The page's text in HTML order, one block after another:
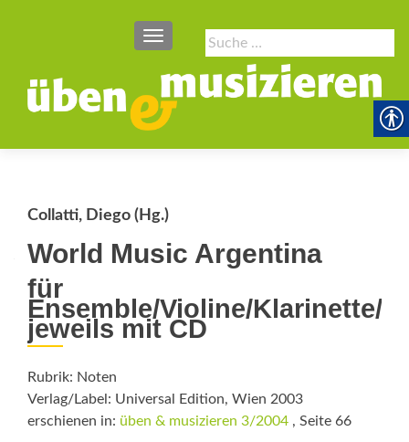
Suche
nach:
SCHALTE NAVIGATION
Collatti, Diego (Hg.)
World Music Argentina
für
Ensemble/Violine/Klarinette/
jeweils mit CD
Rubrik: Noten
Verlag/Label: Universal Edition, Wien 2003
erschienen in: üben & musizieren 3/2004 , Seite 66